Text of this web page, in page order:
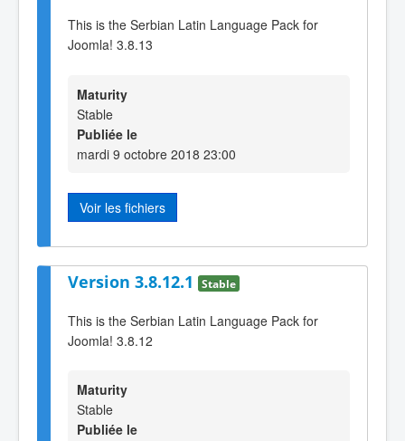
This is the Serbian Latin Language Pack for
Joomla! 3.8.13
Maturity
Stable
Publiée le
mardi 9 octobre 2018 23:00
Voir les fichiers
Version 3.8.12.1 Stable
This is the Serbian Latin Language Pack for
Joomla! 3.8.12
Maturity
Stable
Publiée le